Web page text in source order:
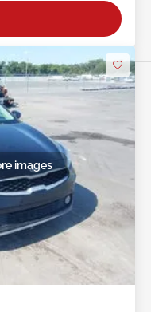
images